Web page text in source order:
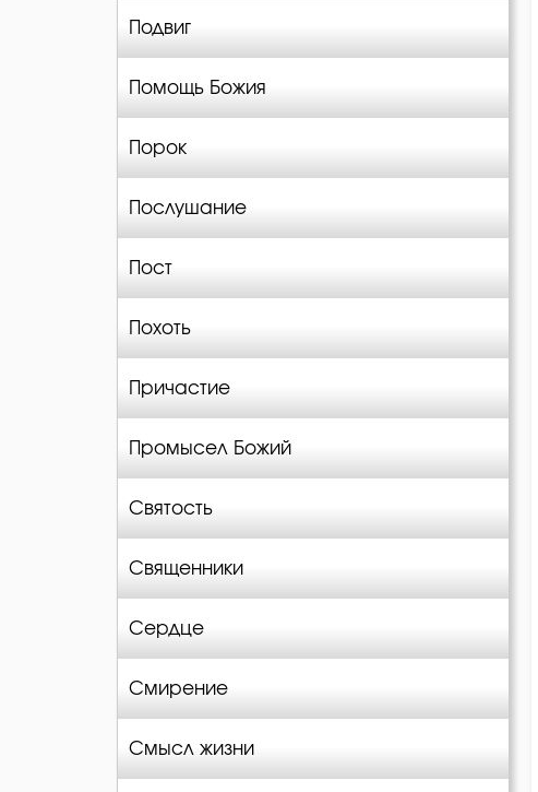
Подвиг
Помощь Божия
Порок
Послушание
Пост
Похоть
Причастие
Промысел Божий
Святость
Священники
Сердце
Смирение
Смысл жизни